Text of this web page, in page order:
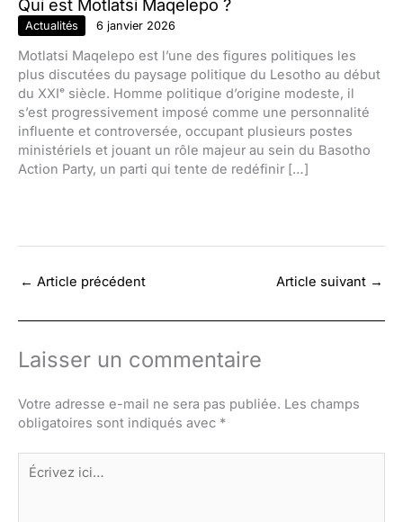
Qui est Motlatsi Maqelepo ?
Actualités 6 janvier 2026
Motlatsi Maqelepo est l’une des figures politiques les
plus discutées du paysage politique du Lesotho au début
du XXIᵉ siècle. Homme politique d’origine modeste, il
s’est progressivement imposé comme une personnalité
influente et controversée, occupant plusieurs postes
ministériels et jouant un rôle majeur au sein du Basotho
Action Party, un parti qui tente de redéfinir […]
← Article précédent Article suivant →
Laisser un commentaire
Votre adresse e-mail ne sera pas publiée. Les champs
obligatoires sont indiqués avec *
Écrivez
ici…